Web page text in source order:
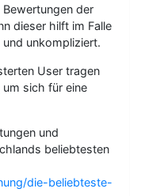
der
dieser hilft im Falle
unkompliziert.
User tragen
sich für eine
und
beliebtesten
die-beliebteste-